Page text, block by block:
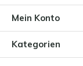
Mein Konto
Kategorien